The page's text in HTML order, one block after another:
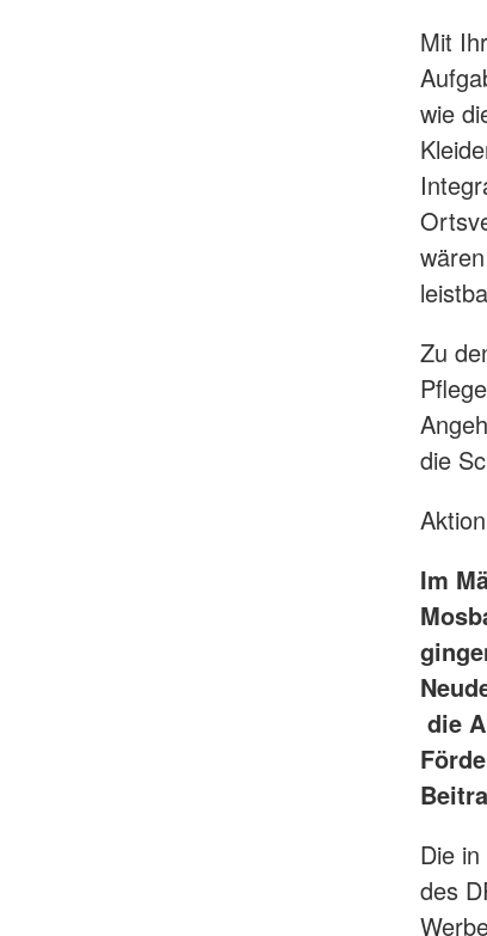
Mit
wie
Zu
die
Im
die
Die
des